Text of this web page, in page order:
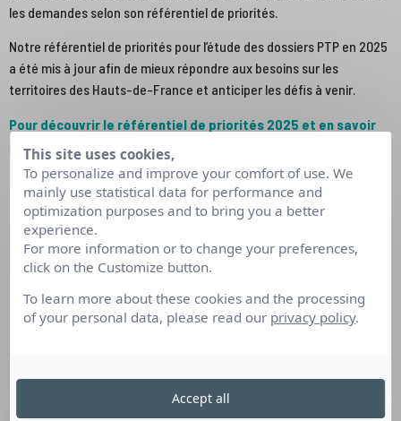
les demandes selon son référentiel de priorités.
Notre référentiel de priorités pour l’étude des dossiers PTP en 2025
a été mis à jour afin de mieux répondre aux besoins sur les
territoires des Hauts-de-France et anticiper les défis à venir.
Pour découvrir le référentiel de priorités 2025 et en savoir
plus, consultez notre page web dédiée ici.
This site uses cookies,
To personalize and improve your comfort of use. We
mainly use statistical data for performance and
optimization purposes and to bring you a better
experience.
For more information or to change your preferences,
click on the Customize button.
To learn more about these cookies and the processing
of your personal data, please read our privacy policy.
Accept all